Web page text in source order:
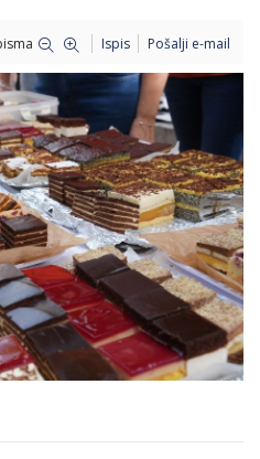
Ispis Pošalji e-mail